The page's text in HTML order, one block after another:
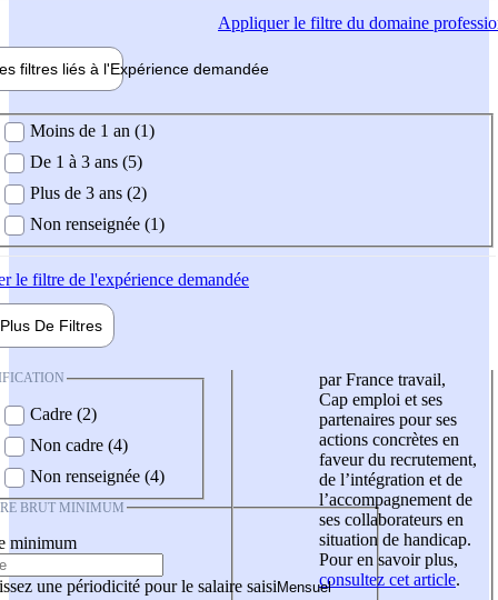
Appliquerle filtre du domaine
filtres liés à l'Expérience demandée
demandée
Moins de 1 an (1)
De 1 à 3 ans (5)
Plus de 3 ans (2)
Non renseignée (1)
le filtre de l'expérience demandée
Plus De Filtres
Cadre (2)
Non cadre (4)
Non renseignée (4)
BRUT MINIMUM
minimum
une périodicité pour le salaire saisi
par France travail,
Cap emploi et ses
partenaires pour ses
actions concrètes en
faveur du recrutement,
de l’intégration et de
l’accompagnement de
ses collaborateurs en
situation de handicap.
Pour en savoir plus,
consultez cet article.